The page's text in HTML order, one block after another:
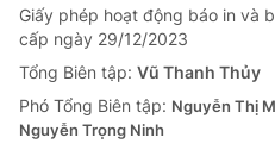
Giấy phép hoạt động báo in và
cấp ngày 29/12/2023
Tổng Biên tập: Vũ Thanh Thủy
Phó Tổng Biên tập: Nguyễn Thị
Nguyễn Trọng Ninh